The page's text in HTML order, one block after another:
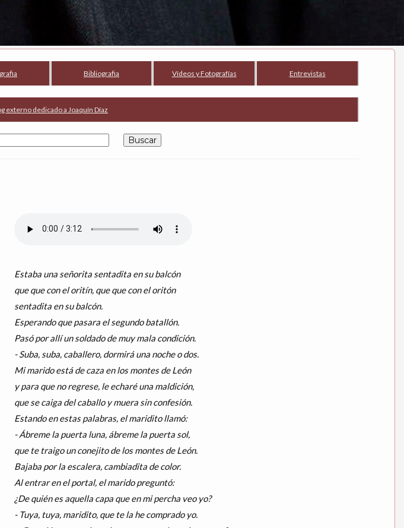
Bibliografia Vídeos y Fotografías Entrevistas
externo dedicado a Joaquín Díaz
Estaba una señorita sentadita en su balcón
que que con el oritín, que que con el oritón
sentadita en su balcón.
Esperando que pasara el segundo batallón.
Pasó por allí un soldado de muy mala condición.
- Suba, suba, caballero, dormirá una noche o dos.
Mi marido está de caza en los montes de León
y para que no regrese, le echaré una maldición,
que se caiga del caballo y muera sin confesión.
Estando en estas palabras, el maridito llamó:
- Ábreme la puerta luna, ábreme la puerta sol,
que te traigo un conejito de los montes de León.
Bajaba por la escalera, cambiadita de color.
Al entrar en el portal, el marido preguntó:
¿De quién es aquella capa que en mi percha veo yo?
- Tuya, tuya, maridito, que te la he comprado yo.